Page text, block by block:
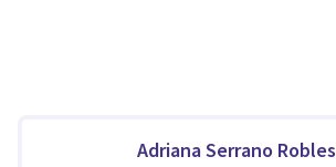
Adriana Serrano Robles